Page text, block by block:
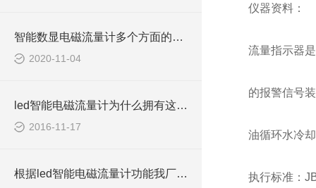
智能数显电磁流量计多个方面的调试解析
2020-11-04
led智能电磁流量计为什么拥有这么好的稳定性
2016-11-17
根据led智能电磁流量计功能我厂做了许多改进
仪器资料：
流量指示器
的报警信号
油循环水冷
执行标准：